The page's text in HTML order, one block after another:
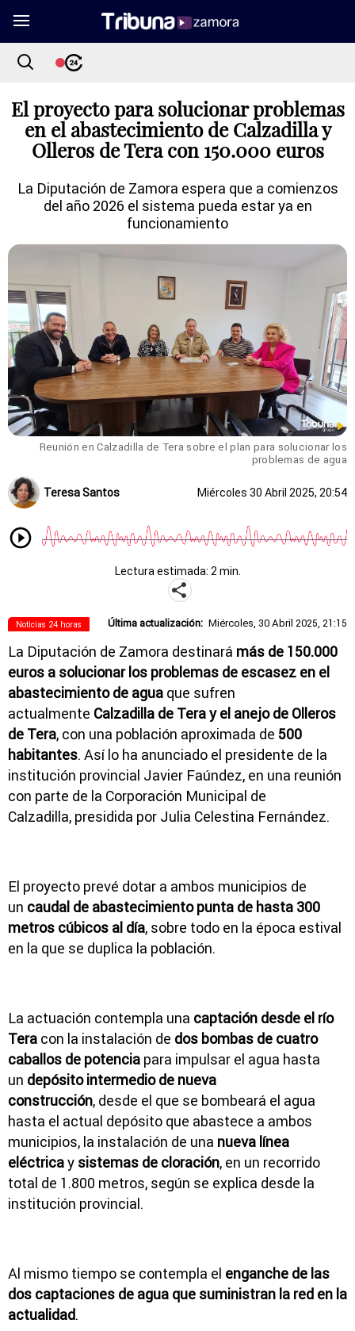
El proyecto para solucionar problemas
en el abastecimiento de Calzadilla y
Olleros de Tera con 150.000 euros
La Diputación de Zamora espera que a comienzos
del año 2026 el sistema pueda estar ya en
funcionamiento
Reunión en Calzadilla de Tera sobre el plan para solucionar los
problemas de agua
Teresa Santos Miércoles 30 Abril 2025, 20:54
Lectura estimada: 2 min.
Noticias 24 horas Última actualización: Miércoles, 30 Abril 2025, 21:15
La Diputación de Zamora destinará más de 150.000
euros a solucionar los problemas de escasez en el
abastecimiento de agua que sufren
actualmente Calzadilla de Tera y el anejo de Olleros
de Tera, con una población aproximada de 500
habitantes. Así lo ha anunciado el presidente de la
institución provincial Javier Faúndez, en una reunión
con parte de la Corporación Municipal de
Calzadilla, presidida por Julia Celestina Fernández.
El proyecto prevé dotar a ambos municipios de
un caudal de abastecimiento punta de hasta 300
metros cúbicos al día, sobre todo en la época estival
en la que se duplica la población.
La actuación contempla una captación desde el río
Tera con la instalación de dos bombas de cuatro
caballos de potencia para impulsar el agua hasta
un depósito intermedio de nueva
construcción, desde el que se bombeará el agua
hasta el actual depósito que abastece a ambos
municipios, la instalación de una nueva línea
eléctricay sistemas de cloración, en un recorrido
total de 1.800 metros, según se explica desde la
institución provincial.
Al mismo tiempo se contempla el enganche de las
dos captaciones de agua que suministran la red en la
actualidad.